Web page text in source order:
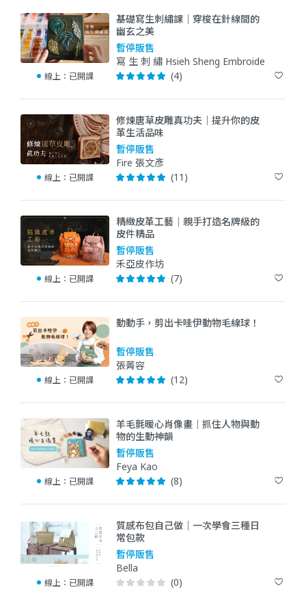
線上： 已開課
基礎寫生刺繡課｜穿梭在針線間的
幽玄之美
暫停販售
寫 生 刺 繡 Hsieh Sheng Embroidery
(4)
線上： 已開課
修煉唐草皮雕真功夫｜提升你的皮
革生活品味
暫停販售
Fire 張文彥
(11)
線上： 已開課
精緻皮革工藝｜親手打造名牌級的
皮件精品
暫停販售
禾亞皮作坊
(7)
線上： 已開課
動動手，剪出卡哇伊動物毛線球！
暫停販售
張菁容
(12)
線上： 已開課
羊毛氈暖心肖像畫｜抓住人物與動
物的生動神韻
暫停販售
Feya Kao
(8)
線上： 已開課
質感布包自己做｜一次學會三種日
常包款
暫停販售
Bella
(0)